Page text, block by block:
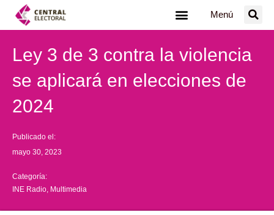
Menú
Ley 3 de 3 contra la violencia
se aplicará en elecciones de
2024
Publicado el:
mayo 30, 2023
Categoría:
INE Radio Multimedia